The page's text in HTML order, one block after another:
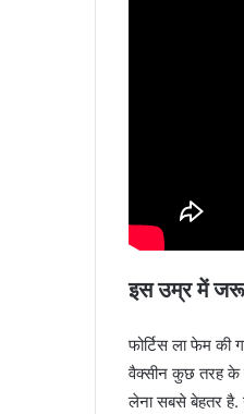
इस उम्र में
फोर्टिस ला फेम की
वैक्सीन कुछ तरह के
लेना सबसे बेहतर है.